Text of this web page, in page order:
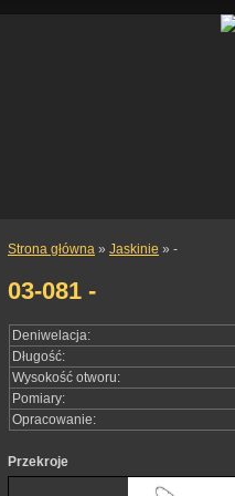
Strona główna » Jaskinie » -
03-081 -
Deniwelacja:
Długość:
Wysokość otworu:
Pomiary:
Opracowanie:
Przekroje